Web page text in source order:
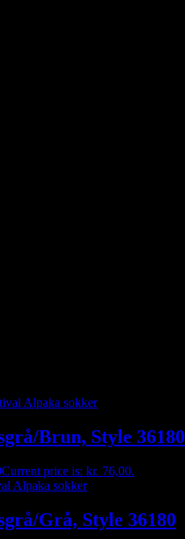
Brun, Style 36180
Current price is: kr. 76,00.
Grå, Style 36180